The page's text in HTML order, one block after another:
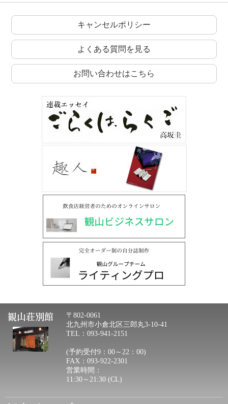
キャンセルポリシー
よくある質問を見る
お問い合わせはこちら
観山荘別館
〒802-0061
北九州市小倉北区三郎丸3-10-41
TEL：093-941-2151
(予約受付9：00～22：00)
FAX：093-922-2301
営業時間：
11:30～21:30 (CL)